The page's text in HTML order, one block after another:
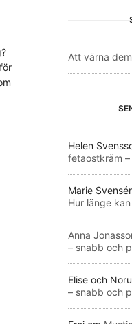
Att värna
Helen
fetaostkräm
Marie
Hur länge
Anna
– snabb och
Elise och
– snabb och